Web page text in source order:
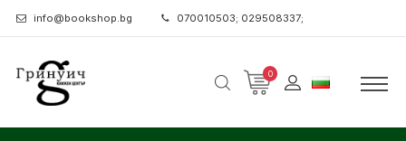
info@bookshop.bg 070010503; 029508337;
0